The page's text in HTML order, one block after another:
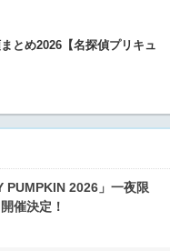
とめ2026【名探偵プリキュ
PUMPKIN 2026」一夜限
催決定！